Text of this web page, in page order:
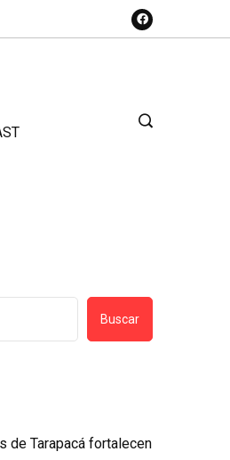
Buscar
de Tarapacá fortalecen